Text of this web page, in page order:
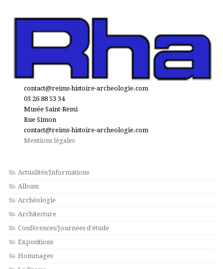
contact@reims-histoire-archeologie.com
03 26 88 53 34
Musée Saint-Remi
Rue Simon
contact@reims-histoire-archeologie.com
Mentions légales
Actualités/Informations
Album
Archéologie
Architecture
Conférences/Journées d'étude
Expositions
Hommages